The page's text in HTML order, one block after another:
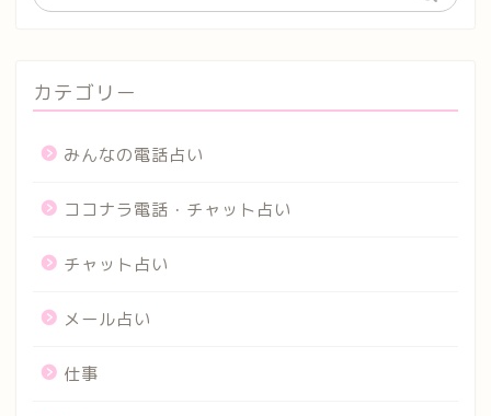
カテゴリー
みんなの電話占い
ココナラ電話・チャット占い
チャット占い
メール占い
仕事